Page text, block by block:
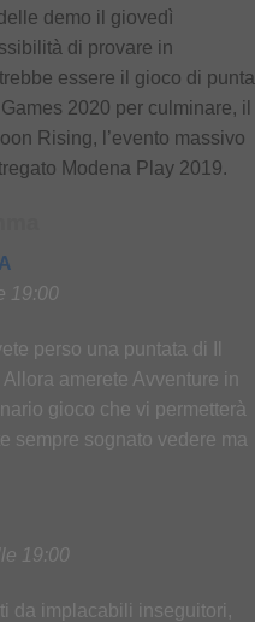
demo il giovedì
di provare in
essere il gioco di punta
2020 per culminare, il
Rising, l’evento massivo
Modena Play 2019.
19:00
perso una puntata di Il
amerete Avventure in
gioco che vi permetterà
sempre sognato vedere ma
19:00
da implacabili inseguitori,